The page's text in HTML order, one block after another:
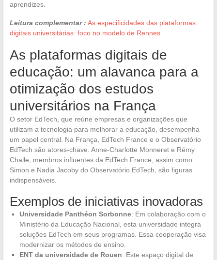
aprendizes.
Leitura complementar : As especificidades das plataformas
digitais universitárias: foco no modelo de Rennes
As plataformas digitais de
educação: um alavanca para a
otimização dos estudos
universitários na França
O setor EdTech, que reúne empresas e organizações que
utilizam a tecnologia para melhorar a educação, desempenha
um papel central. Na França, EdTech France e o Observatório
EdTech são atores-chave. Anne-Charlotte Monneret e Rémy
Challe, membros influentes da EdTech France, assim como
Simon e Nadia Jacoby do Observatório EdTech, são figuras
indispensáveis.
Exemplos de iniciativas inovadoras
Universidade Panthéon Sorbonne: Em colaboração com o
Ministério da Educação Nacional, esta universidade integra
soluções EdTech em seus programas. Essa cooperação visa
modernizar os métodos de ensino.
ENT da universidade de Rouen: Este espaço digital de